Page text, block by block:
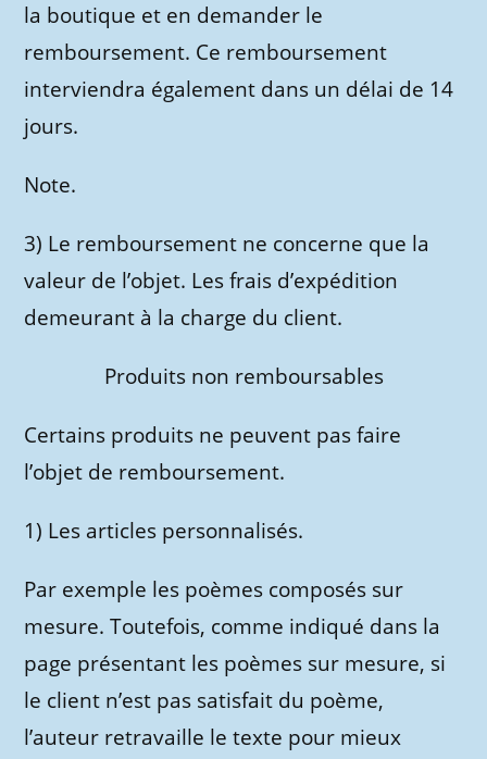
la boutique et en demander le
remboursement. Ce remboursement
interviendra également dans un délai de 14
jours.
Note.
3) Le remboursement ne concerne que la
valeur de l’objet. Les frais d’expédition
demeurant à la charge du client.
Produits non remboursables
Certains produits ne peuvent pas faire
l’objet de remboursement.
1) Les articles personnalisés.
Par exemple les poèmes composés sur
mesure. Toutefois, comme indiqué dans la
page présentant les poèmes sur mesure, si
le client n’est pas satisfait du poème,
l’auteur retravaille le texte pour mieux